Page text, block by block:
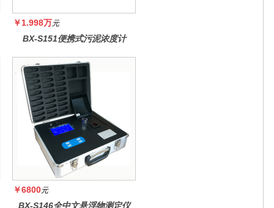
￥1.998万元
BX-S151便携式污泥浓度计
￥6800元
BX-S146全中文悬浮物测定仪